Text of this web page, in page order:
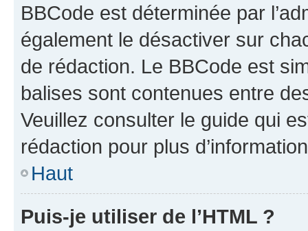
BBCode est déterminée par
également le désactiver sur
de rédaction. Le BBCode est
balises sont contenues entre
Veuillez consulter le guide qui
rédaction pour plus
Haut
Puis-je utiliser de l’HTML ?